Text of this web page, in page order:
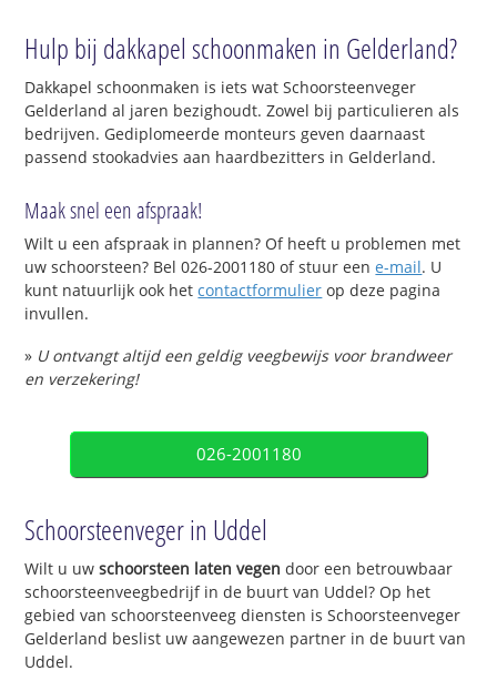
Hulp bij dakkapel schoonmaken in Gelderland?
Dakkapel schoonmaken is iets wat Schoorsteenveger
Gelderland al jaren bezighoudt. Zowel bij particulieren als
bedrijven. Gediplomeerde monteurs geven daarnaast
passend stookadvies aan haardbezitters in Gelderland.
Maak snel een afspraak!
Wilt u een afspraak in plannen? Of heeft u problemen met
uw schoorsteen? Bel 026-2001180 of stuur eene-mail. U
kunt natuurlijk ook hetcontactformulier op deze pagina
invullen.
» U ontvangt altijd een geldig veegbewijs voor brandweer
en verzekering!
026-2001180
Schoorsteenveger in Uddel
Wilt u uwschoorsteen laten vegen door een betrouwbaar
schoorsteenveegbedrijf in de buurt van Uddel? Op het
gebied van schoorsteenveeg diensten is Schoorsteenveger
Gelderland beslist uw aangewezen partner in de buurt van
Uddel.